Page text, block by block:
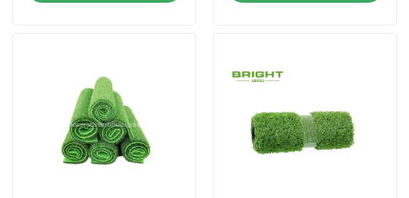
Тур по фабрике
Контроль качества